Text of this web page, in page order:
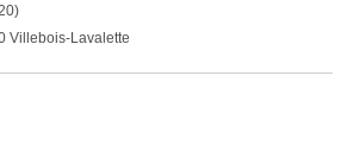
Villebois-Lavalette